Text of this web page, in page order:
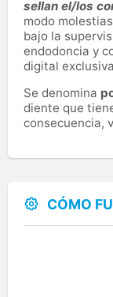
sellan el/los
modo
bajo la
endodoncia y
digital
Se denomina
diente que
consecuencia,
CÓMO